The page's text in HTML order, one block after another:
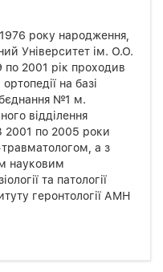
року народження,
Університет ім. О.О.
2001 рік проходив
на базі
№1 м.
відділення
2001 по 2005 роки
а з
науковим
та патології
геронтології АМН